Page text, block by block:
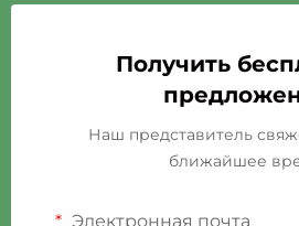
Получить
Наш представитель
ближайшее
Электронная почта